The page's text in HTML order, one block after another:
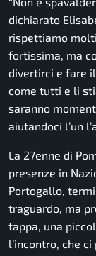
dichiarato
rispettiamo
fortissima, ma
divertirci e fare
come tutti e li
saranno
aiutandoci l’un
La 27enne di
presenze in
Portogallo,
traguardo, ma
tappa, una
l’incontro, che